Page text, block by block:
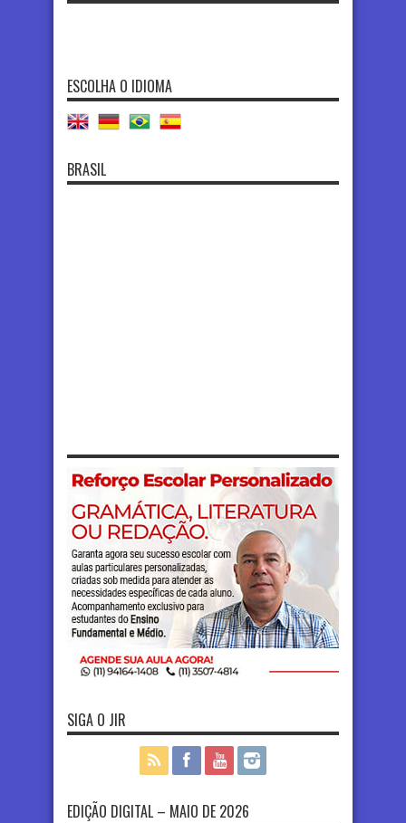
ESCOLHA O IDIOMA
BRASIL
SIGA O JIR
EDIÇÃO DIGITAL – MAIO DE 2026